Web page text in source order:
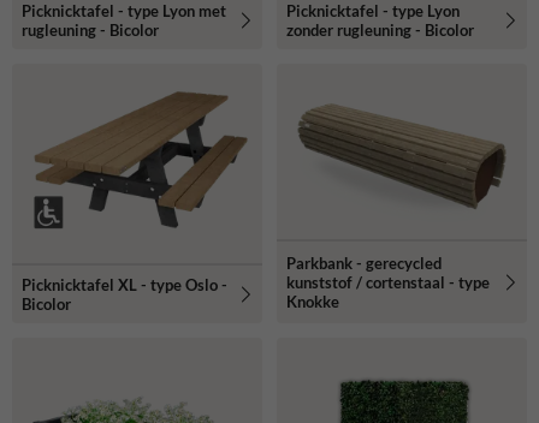
Picknicktafel - type Lyon met
rugleuning - Bicolor
Picknicktafel - type Lyon
zonder rugleuning - Bicolor
Picknicktafel XL - type Oslo -
Bicolor
Parkbank - gerecycled
kunststof / cortenstaal - type
Knokke